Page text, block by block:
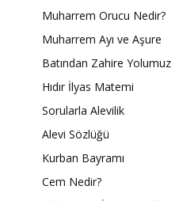
Muharrem Orucu Nedir?
Muharrem Ayı ve Aşure
Batından Zahire Yolumuz
Hıdır İlyas Matemi
Sorularla Alevilik
Alevi Sözlüğü
Kurban Bayramı
Cem Nedir?